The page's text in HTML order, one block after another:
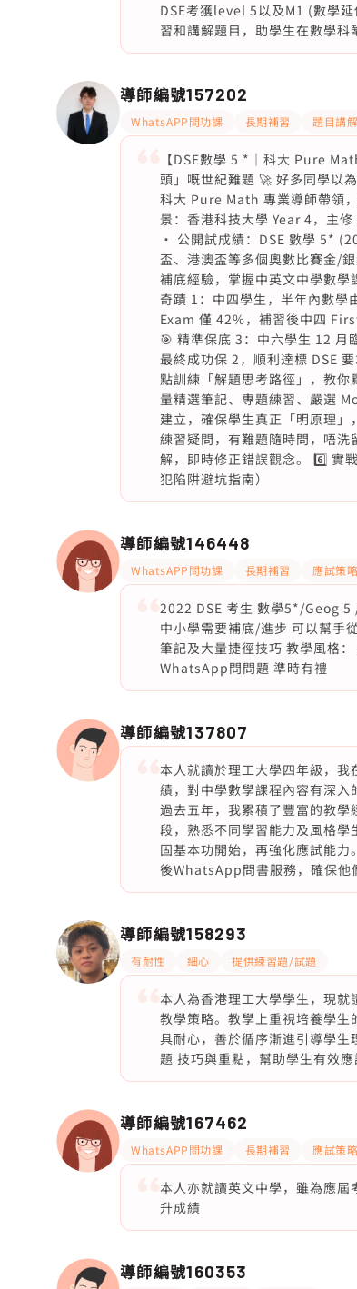
DSE考獲level 5以及M1 (數學
習和講解題目，助學生在數學
導師編號157202
WhatsAPP問功課 長期補習 題目講解
【DSE數學 5 *｜科大 Pure
頭」嘅世紀難題 🚀 好多同學以
科大 Pure Math 專業導師帶領
景：香港科技大學 Year 4，主
• 公開試成績：DSE 數學 5*
盃、港澳盃等多個奧數比賽金/
補底經驗，掌握中英文中學數
奇蹟 1：中四學生，半年內數
Exam 僅 42%，補習後中四
🎯 精準保底 3：中六學生 12 月
最終成功保 2，順利達標 DSE
點訓練「解題思考路徑」，教
量精選筆記、專題練習、嚴選
建立，確保學生真正「明原理
練習疑問，有難題隨時問，唔
解，即時修正錯誤觀念。 6️⃣ 實
犯陷阱避坑指南）
導師編號146448
WhatsAPP問功課 長期補習 應試策略
2022 DSE 考生 數學5*/Geog 5
中小學需要補底/進步 可以幫手
筆記及大量捷徑技巧 教學風格
WhatsApp問問題 準時有禮
導師編號137807
本人就讀於理工大學四年級，
績，對中學數學課程內容有深入
過去五年，我累積了豐富的教
段，熟悉不同學習能力及風格
固基本功開始，再強化應試能
後WhatsApp問書服務，確保他
導師編號158293
有耐性 細心 提供練習題/試題
本人為香港理工大學學生，現
教學策略。教學上重視培養學
具耐心，善於循序漸進引導學
題 技巧與重點，幫助學生有效應
導師編號167462
WhatsAPP問功課 長期補習 應試策略
本人亦就讀英文中學，雖為應
升成績
導師編號160353